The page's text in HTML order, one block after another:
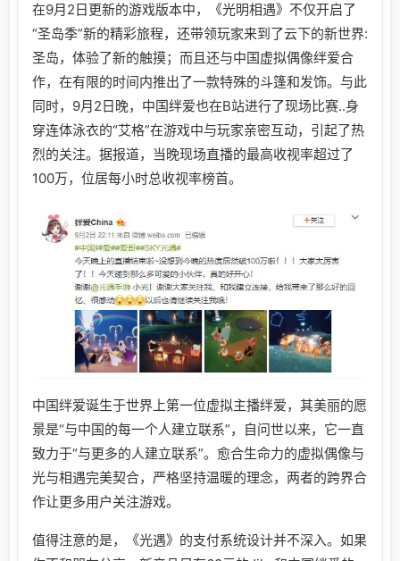
在9月2日更新的游戏版本中，《光明相遇》不仅开启了
“圣岛季”新的精彩旅程，还带领玩家来到了云下的新世界:
圣岛，体验了新的触摸；而且还与中国虚拟偶像绊爱合
作，在有限的时间内推出了一款特殊的斗篷和发饰。与此
同时，9月2日晚，中国绊爱也在B站进行了现场比赛..身
穿连体泳衣的“艾格”在游戏中与玩家亲密互动，引起了热
烈的关注。据报道，当晚现场直播的最高收视率超过了
100万，位居每小时总收视率榜首。
中国绊爱诞生于世界上第一位虚拟主播绊爱，其美丽的愿
景是“与中国的每一个人建立联系”，自问世以来，它一直
致力于“与更多的人建立联系”。愈合生命力的虚拟偶像与
光与相遇完美契合，严格坚持温暖的理念，两者的跨界合
作让更多用户关注游戏。
值得注意的是，《光遇》的支付系统设计并不深入。如果